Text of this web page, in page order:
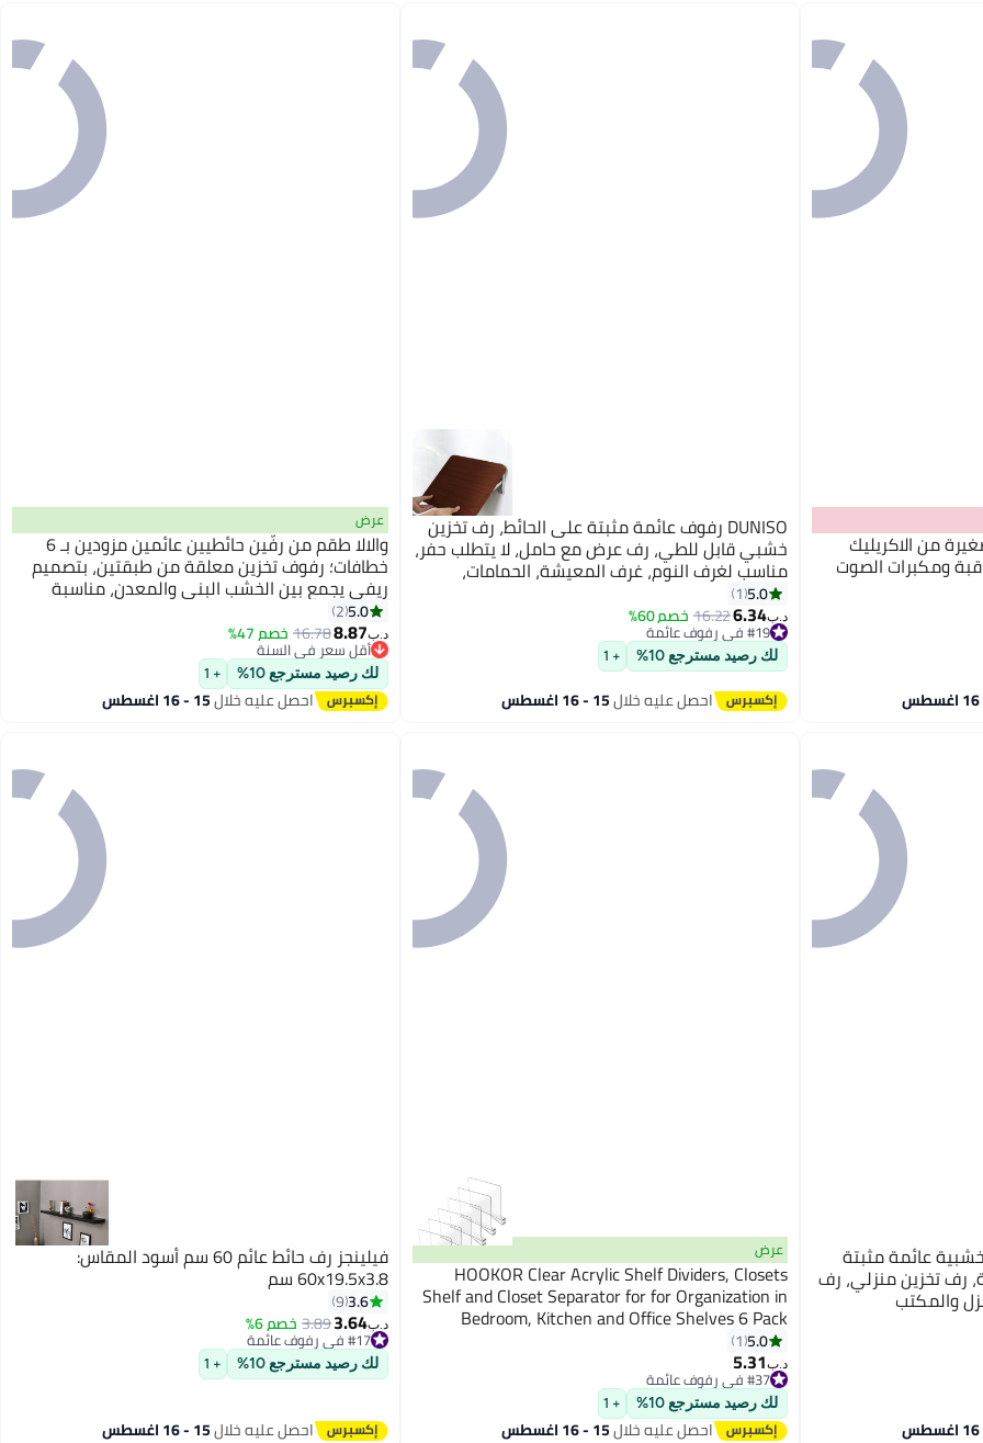
من الاكريليك
ومكبرات الصوت
DUNISO رفوف عائمة مثبتة على الحائط، رف تخزين
خشبي قابل للطي، رف عرض مع حامل، لا يتطلب حفر،
مناسب لغرف النوم، غرف المعيشة، الحمامات،
المطابخ، المكاتب، 30*21 سم
5.0
1
د.ب‏6.34
16.22خصم 60%
#19 في رفوف عائمة
#19 في رفوف عائمة
لك رصيد مسترجع 10% + 1
احصل عليه خلال15 - 16 اغسطس
عرض
والالا طقم من رفّين حائطيين عائمين مزودين بـ 6
خطافات؛ رفوف تخزين معلقة من طبقتين، بتصميم
ريفي يجمع بين الخشب البني والمعدن، مناسبة
للحمام، وغرفة النوم، وغرفة المعيشة، والمطبخ،
والمكتب، وركن القهوة.
5.0
2
د.ب‏8.87
16.78 خصم 47%
أقل سعر في السنة
بتخلّص بسرعة
أقل سعر في السنة
لك رصيد مسترجع 10% + 1
احصل عليه خلال15 - 16 اغسطس
من 3 أرفف خشبية عائمة مثبتة
رف تخزين منزلي، رف
والمكتب
عرض
HOOKOR Clear Acrylic Shelf Dividers, Closets
Shelf and Closet Separator for for Organization in
Bedroom, Kitchen and Office Shelves 6 Pack
5.0
1
د.ب‏5.31
#37 في رفوف عائمة
#37 في رفوف عائمة
لك رصيد مسترجع 10% + 1
احصل عليه خلال15 - 16 اغسطس
فيلينجز رف حائط عائم 60 سم أسود المقاس:
60x19.5x3.8 سم
3.6
9
د.ب‏3.64
3.89خصم 6% #17 في رفوف عائمة
أقل سعر في 7 يوم
#17 في رفوف عائمة
لك رصيد مسترجع 10% + 1
احصل عليه خلال15 - 16 اغسطس